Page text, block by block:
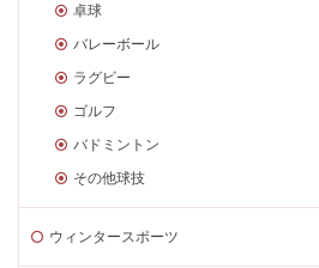
卓球
バレーボール
ラグビー
ゴルフ
バドミントン
その他球技
ウィンタースポーツ